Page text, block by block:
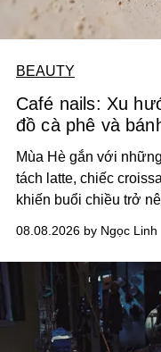
BEAUTY
Café nails: Xu
đồ cà phê và
Mùa Hè gắn với
tách latte, chiếc
khiến buổi chiều trở
sử dụng bảng màu
chi tiết đắp nổi để tái
quán cà phê. Dưới
nhất của xu hướng
08.08.2026 by Ngọc Linh